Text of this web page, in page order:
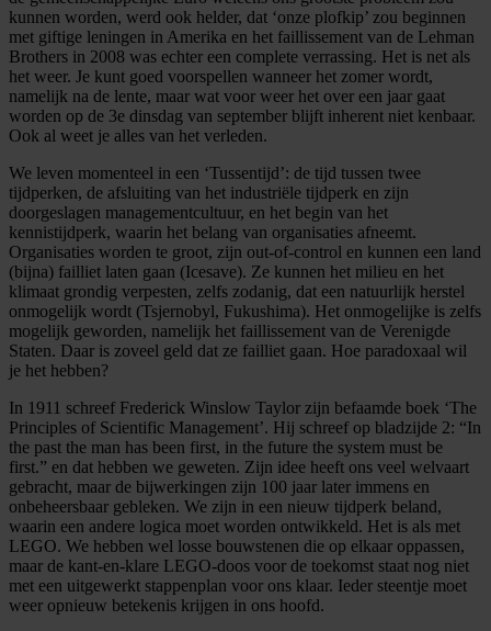
kunnen worden, werd ook helder, dat ‘onze plofkip’ zou beginnen
met giftige leningen in Amerika en het faillissement van de Lehman
Brothers in 2008 was echter een complete verrassing. Het is net als
het weer. Je kunt goed voorspellen wanneer het zomer wordt,
namelijk na de lente, maar wat voor weer het over een jaar gaat
worden op de 3e dinsdag van september blijft inherent niet kenbaar.
Ook al weet je alles van het verleden.
We leven momenteel in een ‘Tussentijd’: de tijd tussen twee
tijdperken, de afsluiting van het industriële tijdperk en zijn
doorgeslagen managementcultuur, en het begin van het
kennistijdperk, waarin het belang van organisaties afneemt.
Organisaties worden te groot, zijn out-of-control en kunnen een land
(bijna) failliet laten gaan (Icesave). Ze kunnen het milieu en het
klimaat grondig verpesten, zelfs zodanig, dat een natuurlijk herstel
onmogelijk wordt (Tsjernobyl, Fukushima). Het onmogelijke is zelfs
mogelijk geworden, namelijk het faillissement van de Verenigde
Staten. Daar is zoveel geld dat ze failliet gaan. Hoe paradoxaal wil
je het hebben?
In 1911 schreef Frederick Winslow Taylor zijn befaamde boek ‘The
Principles of Scientific Management’. Hij schreef op bladzijde 2: “In
the past the man has been first, in the future the system must be
first.” en dat hebben we geweten. Zijn idee heeft ons veel welvaart
gebracht, maar de bijwerkingen zijn 100 jaar later immens en
onbeheersbaar gebleken. We zijn in een nieuw tijdperk beland,
waarin een andere logica moet worden ontwikkeld. Het is als met
LEGO. We hebben wel losse bouwstenen die op elkaar oppassen,
maar de kant-en-klare LEGO-doos voor de toekomst staat nog niet
met een uitgewerkt stappenplan voor ons klaar. Ieder steentje moet
weer opnieuw betekenis krijgen in ons hoofd.